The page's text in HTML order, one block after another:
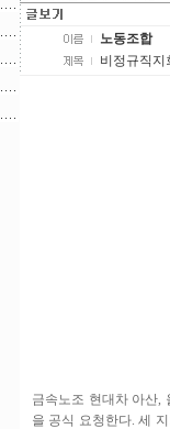
노동조합
비정규직지
금속노조 현대차 아산,
을 공식 요청한다. 세